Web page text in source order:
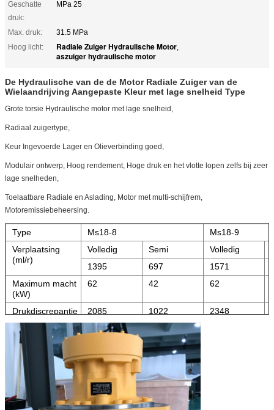
Geschatte
druk:
MPa 25
Max. druk:
31.5 MPa
Hoog licht:
Radiale Zuiger Hydraulische Motor,
aszuiger hydraulische motor
De Hydraulische van de de Motor Radiale Zuiger van de
Wielaandrijving Aangepaste Kleur met lage snelheid Type
Grote torsie Hydraulische motor met lage snelheid,
Radiaal zuigertype,
Keur Ingevoerde Lager en Olieverbinding goed,
Modulair ontwerp, Hoog rendement, Hoge druk en het vlotte lopen zelfs bij zeer
lage snelheden,
Toelaatbare Radiale en Aslading, Motor met multi-schijfrem,
Motoremissiebeheersing.
Type Ms18-8
Ms18-9
Verplaatsing
(ml/r)
Volledig Semi Volledig
1395
697 1571
Maximum macht
(kW)
62 42 62
Drukdiscrepantie
10MPa torsie (N.
m)
2085 1022 2348
Geschatte torsie
(N. m)
5212
Geschatte druk
(MPa)
25